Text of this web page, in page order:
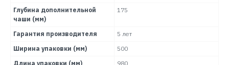
Глубина дополнительной
чаши (мм)
175
Гарантия производителя
5 лет
Ширина упаковки (мм)
500
Длина упаковки (мм)
980